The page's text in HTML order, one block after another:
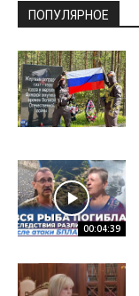
ПОПУЛЯРНОЕ
00:04:39